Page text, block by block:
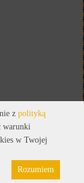
Pliki cookies
z polityką
warunki
w Twojej
Rozumiem